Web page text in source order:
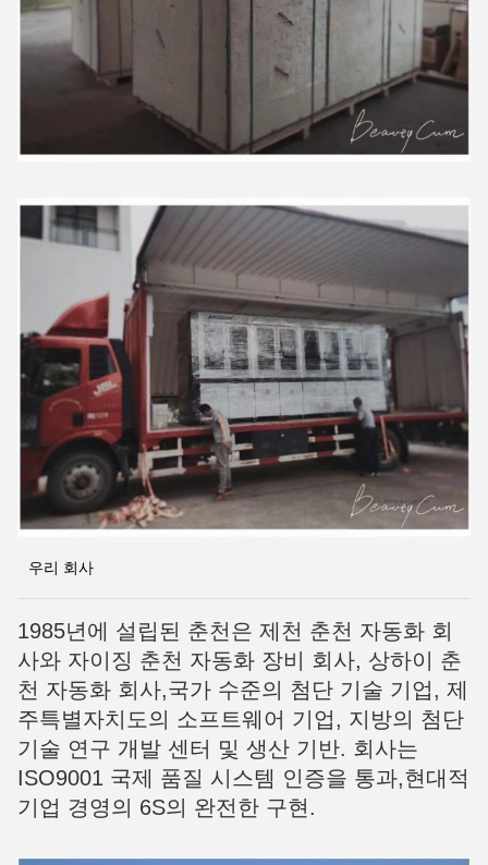
우리 회사
1985년에 설립된 춘천은 제천 춘천 자동화 회
사와 자이징 춘천 자동화 장비 회사, 상하이 춘
천 자동화 회사,국가 수준의 첨단 기술 기업, 제
주특별자치도의 소프트웨어 기업, 지방의 첨단
기술 연구 개발 센터 및 생산 기반. 회사는
ISO9001 국제 품질 시스템 인증을 통과,현대적
기업 경영의 6S의 완전한 구현.